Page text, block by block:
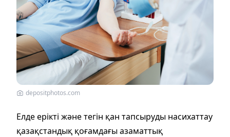
depositphotos.com
Елде ерікті және тегін қан тапсыруды насихаттау
қазақстандық қоғамдағы азаматтық